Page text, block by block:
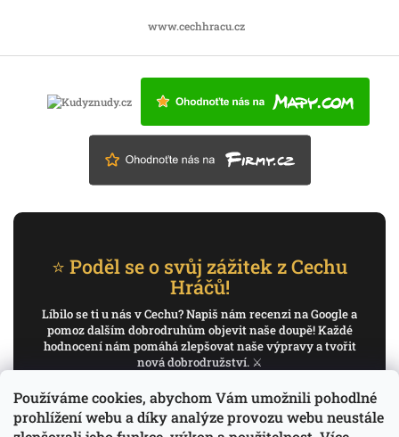
Používáme cookies, abychom Vám umožnili pohodlné
prohlížení webu a díky analýze provozu webu neustále
www.cechhracu.cz
⭐ Poděl se o svůj zážitek z Cechu
Hráčů!
Líbilo se ti u nás v Cechu? Napiš nám recenzi na Google a
pomoz dalším dobrodruhům objevit naše doupě! Každé
hodnocení nám pomáhá zlepšovat naše výpravy a tvořit
nová dobrodružství. ⚔️
✍️ Napiš recenzi na Google